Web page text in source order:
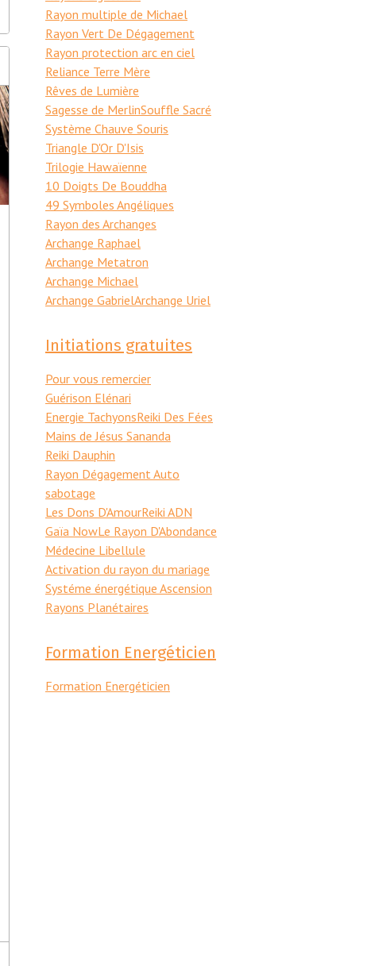
Rayon multiple de Michael
Rayon Vert De Dégagement
Rayon protection arc en ciel
Reliance Terre Mère
Rêves de Lumière
Sagesse de MerlinSouffle Sacré
Système Chauve Souris
Triangle D'Or D'Isis
Trilogie Hawaïenne
10 Doigts De Bouddha
49 Symboles Angéliques
Rayon des Archanges
Archange Raphael
Archange Metatron
Archange Michael
Archange GabrielArchange Uriel
Initiations gratuites
Pour vous remercier
Guérison Elénari
Energie TachyonsReiki Des Fées
Mains de Jésus Sananda
Reiki Dauphin
Rayon Dégagement Auto
sabotage
Les Dons D'AmourReiki ADN
Gaïa NowLe Rayon D'Abondance
Médecine Libellule
Activation du rayon du mariage
Systéme énergétique Ascension
Rayons Planétaires
Formation Energéticien
Formation Energéticien